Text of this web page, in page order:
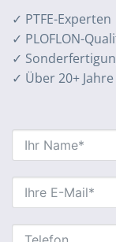
✓ PTFE-Experten
✓ PLOFLON-
✓
✓ Über 20+